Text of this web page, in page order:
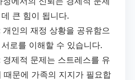
큰 힘이 됩니다.
개인의 재정 상황을 공유함으
로를 이해할 수 있습니다.
경제적 문제는 스트레스를 유
때문에 가족의 지지가 필요합